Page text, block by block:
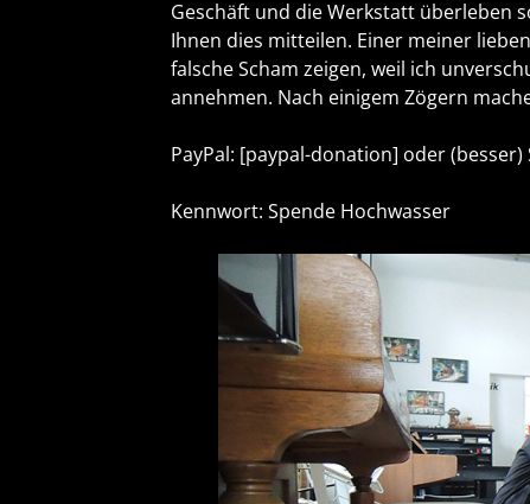
Geschäft und die Werkstatt überleben
Ihnen dies mitteilen. Einer meiner
falsche Scham zeigen, weil ich
annehmen. Nach einigem Zögern
PayPal: [paypal-donation] oder (besser)
Kennwort: Spende Hochwasser